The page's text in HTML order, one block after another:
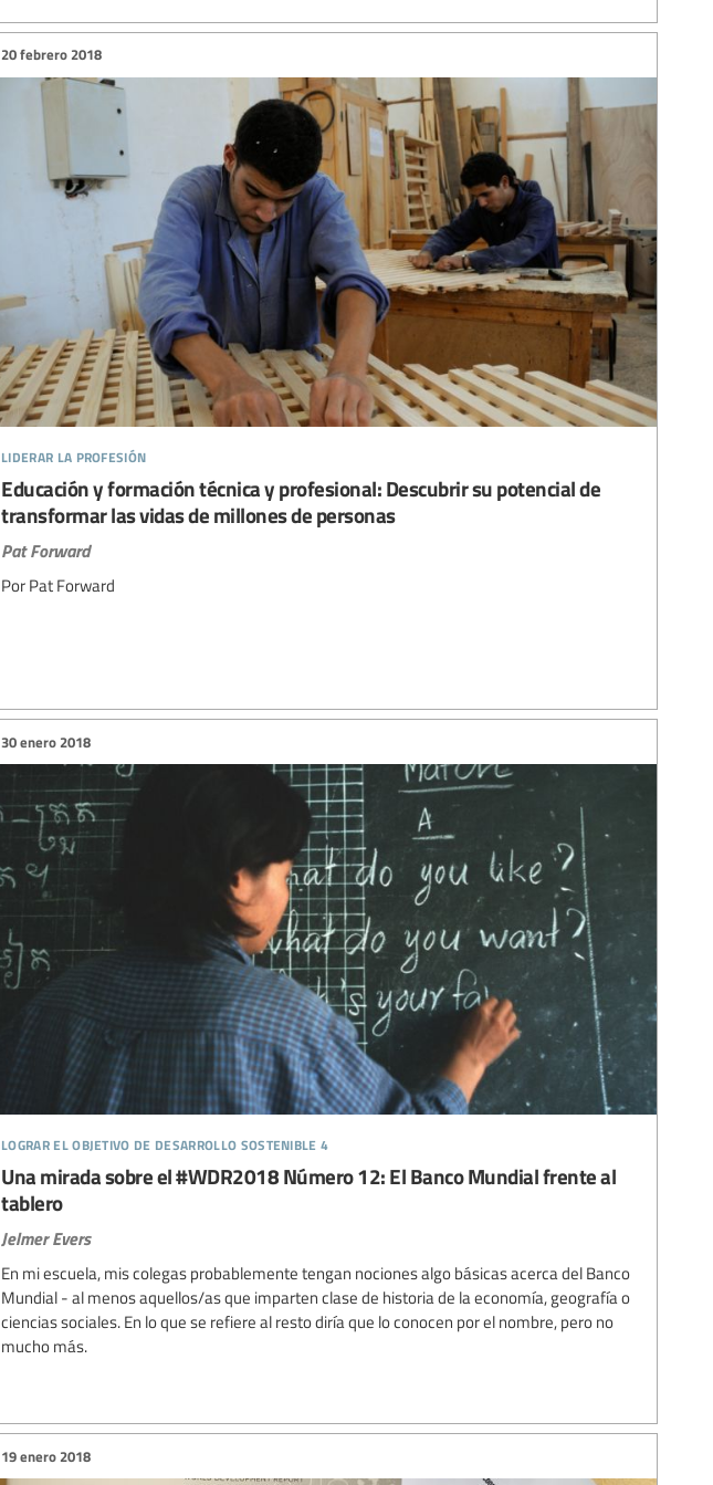
liderar la profesión
20 febrero 2018
Educación y formación técnica y profesional: Descubrir su potencial de
transformar las vidas de millones de personas
Pat Forward
Por Pat Forward
lograr el objetivo de desarrollo sostenible 4
30 enero 2018
Una mirada sobre el #WDR2018 Número 12: El Banco Mundial frente al
tablero
Jelmer Evers
En mi escuela, mis colegas probablemente tengan nociones algo básicas acerca del Banco
Mundial - al menos aquellos/as que imparten clase de historia de la economía, geografía o
ciencias sociales. En lo que se refiere al resto diría que lo conocen por el nombre, pero no
mucho más.
19 enero 2018